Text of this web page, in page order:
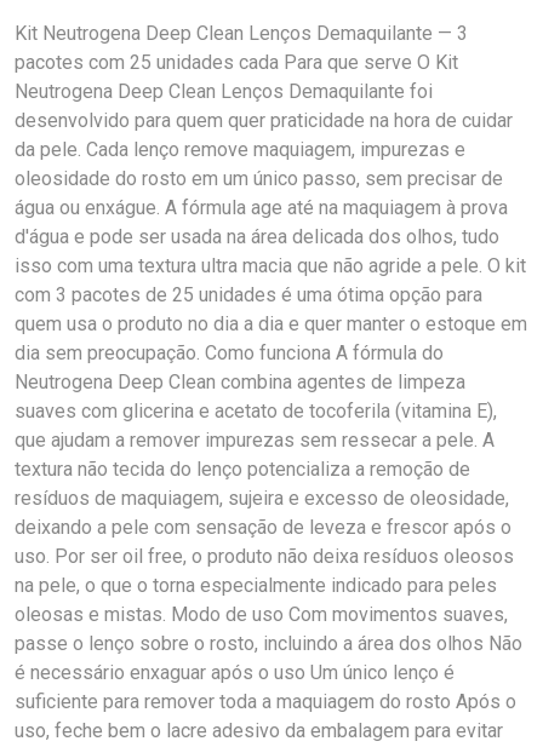
Kit Neutrogena Deep Clean Lenços Demaquilante — 3
pacotes com 25 unidades cada Para que serve O Kit
Neutrogena Deep Clean Lenços Demaquilante foi
desenvolvido para quem quer praticidade na hora de cuidar
da pele. Cada lenço remove maquiagem, impurezas e
oleosidade do rosto em um único passo, sem precisar de
água ou enxágue. A fórmula age até na maquiagem à prova
d'água e pode ser usada na área delicada dos olhos, tudo
isso com uma textura ultra macia que não agride a pele. O kit
com 3 pacotes de 25 unidades é uma ótima opção para
quem usa o produto no dia a dia e quer manter o estoque em
dia sem preocupação. Como funciona A fórmula do
Neutrogena Deep Clean combina agentes de limpeza
suaves com glicerina e acetato de tocoferila (vitamina E),
que ajudam a remover impurezas sem ressecar a pele. A
textura não tecida do lenço potencializa a remoção de
resíduos de maquiagem, sujeira e excesso de oleosidade,
deixando a pele com sensação de leveza e frescor após o
uso. Por ser oil free, o produto não deixa resíduos oleosos
na pele, o que o torna especialmente indicado para peles
oleosas e mistas. Modo de uso Com movimentos suaves,
passe o lenço sobre o rosto, incluindo a área dos olhos Não
é necessário enxaguar após o uso Um único lenço é
suficiente para remover toda a maquiagem do rosto Após o
uso, feche bem o lacre adesivo da embalagem para evitar